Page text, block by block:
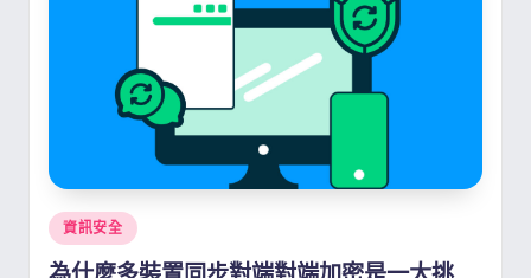
Posted
in
資訊安全